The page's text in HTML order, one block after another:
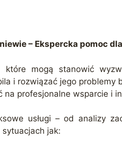
– Ekspercka pomoc
mogą stanowić
i rozwiązać jego
profesjonalne wsparcie i
usługi – od analizy
jak: